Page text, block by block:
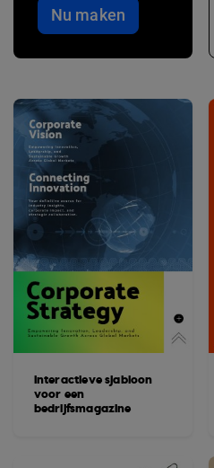
Nu maken
Interactieve sjabloon
voor een
bedrijfsmagazine